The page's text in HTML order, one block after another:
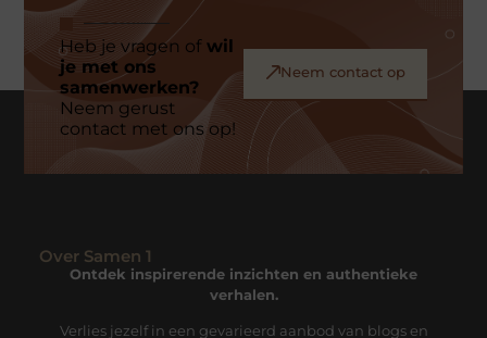
Heb je vragen ofwil
je met ons
samenwerken?
Neem gerust
contact met ons op!
Neem contact op
Over Samen 1
Ontdek inspirerende inzichten en authentieke
verhalen.
Verlies jezelf in een gevarieerd aanbod van blogs en